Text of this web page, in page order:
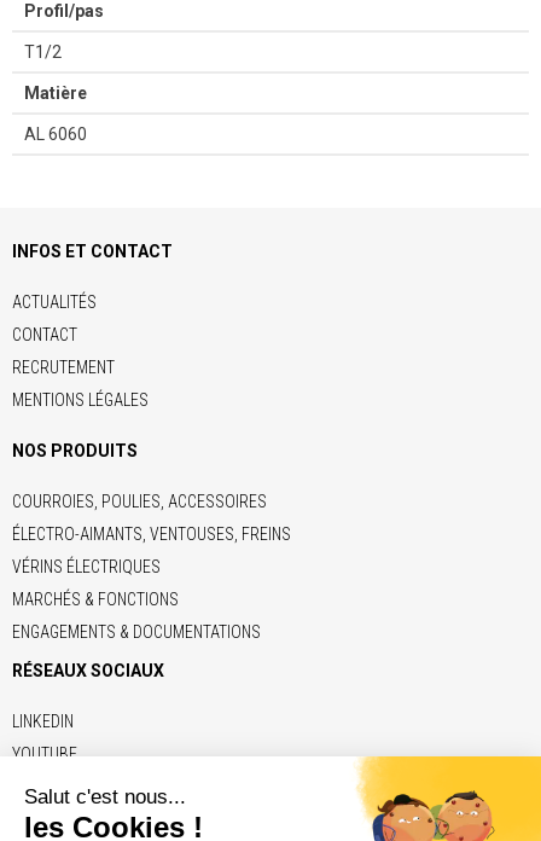
Profil/pas
T1/2
Matière
AL 6060
INFOS ET CONTACT
ACTUALITÉS
CONTACT
RECRUTEMENT
MENTIONS LÉGALES
NOS PRODUITS
COURROIES, POULIES, ACCESSOIRES
ÉLECTRO-AIMANTS, VENTOUSES, FREINS
VÉRINS ÉLECTRIQUES
MARCHÉS & FONCTIONS
ENGAGEMENTS & DOCUMENTATIONS
RÉSEAUX SOCIAUX
LINKEDIN
YOUTUBE
LIENS